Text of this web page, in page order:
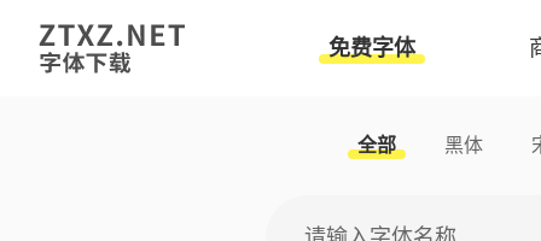
免费字体
全部 黑体